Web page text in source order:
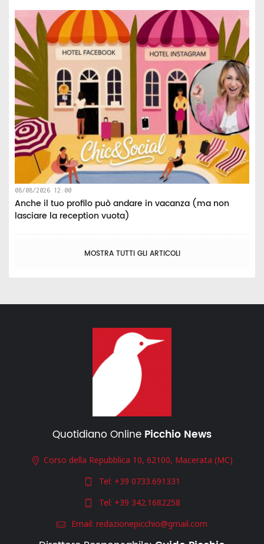
08/08/2026 12:00
Anche il tuo profilo può andare in vacanza (ma non
lasciare la reception vuota)
MOSTRA TUTTI GLI ARTICOLI
Quotidiano Online Picchio News
Corso della Repubblica 10, 62100, Macerata (MC)
Tel: +39 0733.691331
Tel: +39 342.1682258
Email: redazionepicchio@gmail.com